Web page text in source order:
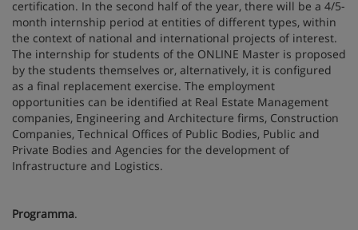
certification. In the second half of the year, there will be a 4/5-
month internship period at entities of different types, within
the context of national and international projects of interest.
The internship for students of the ONLINE Master is proposed
by the students themselves or, alternatively, it is configured
as a final replacement exercise. The employment
opportunities can be identified at Real Estate Management
companies, Engineering and Architecture firms, Construction
Companies, Technical Offices of Public Bodies, Public and
Private Bodies and Agencies for the development of
Infrastructure and Logistics.
Programma.